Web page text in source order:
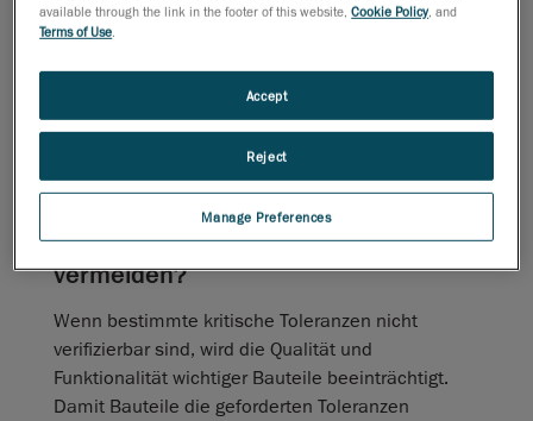
Genauigkeit und Wiederholbarkeit. In manchen
Fällen machen die geometrische Komplexität oder
die Oberflächeneigenschaften der Teile es
unmöglich, die erforderliche Genauigkeit zu
erreichen.
Welche Nachteile möchte man in
Luft‑ und Raumfahrtunternehmen bei
der Konstruktion eigener Bauteile
vermeiden?
Wenn bestimmte kritische Toleranzen nicht
verifizierbar sind, wird die Qualität und
Funktionalität wichtiger Bauteile beeinträchtigt.
Damit Bauteile die geforderten Toleranzen
available through the link in the footer of this website,Cookie Policy, and
Terms of Use.
Manage Preferences
Reject
Accept